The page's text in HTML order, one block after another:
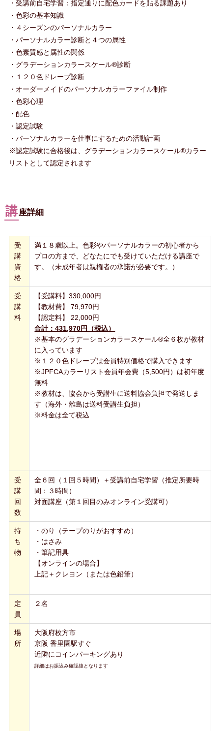
・受講前自宅学習：指定通りに配色カードを貼る課題あり
・色彩の基本知識
・４シーズンのパーソナルカラー
・パーソナルカラー診断と４つの属性
・色素質感と属性の関係
・グラデーションカラースケール®診断
・１２０色ドレープ診断
・オーダーメイドのパーソナルカラーファイル制作
・色彩心理
・配色
・認定試験
・パーソナルカラーを仕事にするための活動計画
※認定試験に合格後は、グラデーションカラースケール®カラー
リストとして認定されます
講座詳細
受
講
資
格
満１８歳以上。色彩やパーソナルカラーの初心者から
プロの方まで、どなたにでも受けていただける講座で
す。（未成年者は親権者の承諾が必要です。）
受
講
料
【受講料】330,000円
【教材費】 79,970円
【認定料】 22,000円
合計：431,970円（税込）
※基本のグラデーションカラースケール®全６枚が教材
に入っています
※１２０色ドレープは会員特別価格で購入できます
※JPFCAカラーリスト会員年会費（5,500円）は初年度
無料
※教材は、協会から受講生に送料協会負担で発送しま
す（海外・離島は送料受講生負担）
※料金は全て税込
受
講
回
数
全６回（１回５時間）＋受講前自宅学習（推定所要時
間：３時間）
対面講座（第１回目のみオンライン受講可）
持
ち
物
・のり（テープのりがおすすめ）
・はさみ
・筆記用具
【オンラインの場合】
上記＋クレヨン（または色鉛筆）
定
員
２名
場
所
大阪府枚方市
京阪 香里園駅すぐ
近隣にコインパーキングあり
詳細はお振込み確認後となります